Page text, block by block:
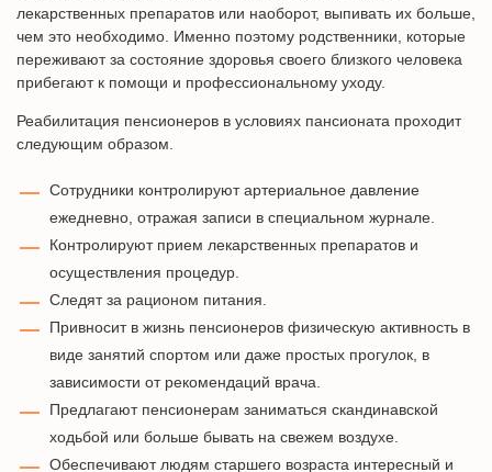
лекарственных препаратов или наоборот, выпивать их больше,
чем это необходимо. Именно поэтому родственники, которые
переживают за состояние здоровья своего близкого человека
прибегают к помощи и профессиональному уходу.
Реабилитация пенсионеров в условиях пансионата проходит
следующим образом.
Сотрудники контролируют артериальное давление
ежедневно, отражая записи в специальном журнале.
Контролируют прием лекарственных препаратов и
осуществления процедур.
Следят за рационом питания.
Привносит в жизнь пенсионеров физическую активность в
виде занятий спортом или даже простых прогулок, в
зависимости от рекомендаций врача.
Предлагают пенсионерам заниматься скандинавской
ходьбой или больше бывать на свежем воздухе.
Обеспечивают людям старшего возраста интересный и